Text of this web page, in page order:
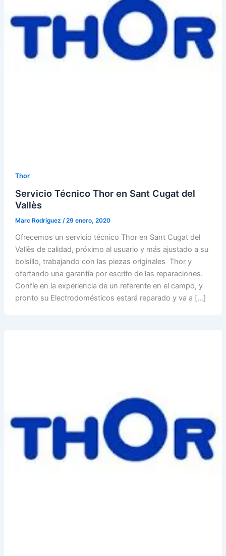
Thor
Servicio Técnico Thor en Sant Cugat del
Vallès
Marc Rodríguez /29 enero, 2020
Ofrecemos un servicio técnico Thor en Sant Cugat del
Vallès de calidad, próximo al usuario y más ajustado a su
bolsillo, trabajando con las piezas originales Thor y
ofertando una garantía por escrito de las reparaciones.
Confíe en la experiencia de un referente en el campo, y
pronto su Electrodomésticos estará reparado y va a […]